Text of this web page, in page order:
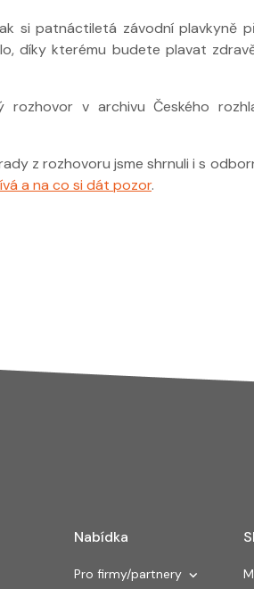
si patnáctiletá závodní plavkyně
díky kterému budete plavat
rozhovor v archivu Českého
z rozhovoru jsme shrnuli i s
a na co si dát pozor.
Nabídka
Pro firmy/partnery